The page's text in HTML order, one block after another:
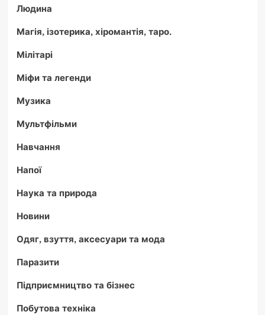
Людина
Магія, ізотерика, хіромантія, таро.
Мілітарі
Міфи та легенди
Музика
Мультфільми
Навчання
Напої
Наука та природа
Новини
Одяг, взуття, аксесуари та мода
Паразити
Підприємництво та бізнес
Побутова техніка